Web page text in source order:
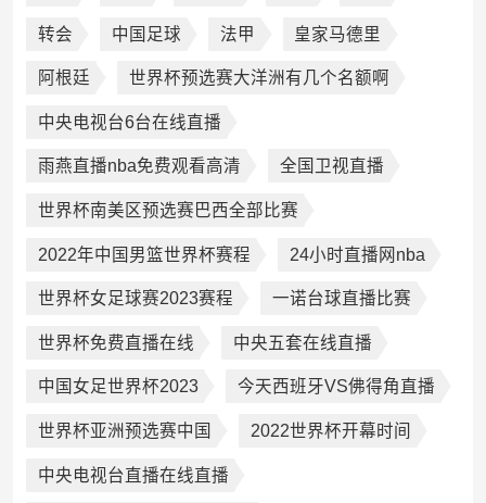
转会 中国足球 法甲 皇家马德里
阿根廷 世界杯预选赛大洋洲有几个名额啊
中央电视台6台在线直播
雨燕直播nba免费观看高清 全国卫视直播
世界杯南美区预选赛巴西全部比赛
2022年中国男篮世界杯赛程 24小时直播网nba
世界杯女足球赛2023赛程 一诺台球直播比赛
世界杯免费直播在线 中央五套在线直播
中国女足世界杯2023 今天西班牙VS佛得角直播
世界杯亚洲预选赛中国 2022世界杯开幕时间
中央电视台直播在线直播